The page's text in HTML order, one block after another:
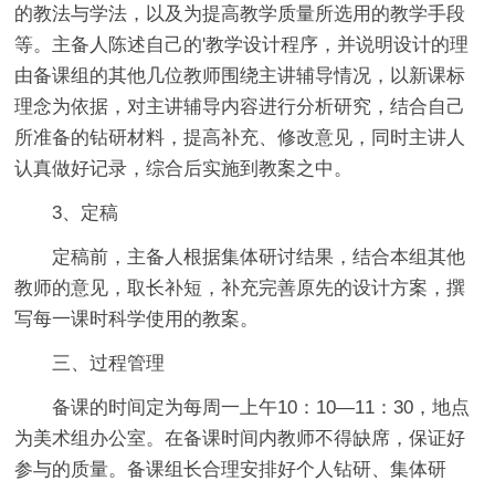
的教法与学法，以及为提高教学质量所选用的教学手段
等。主备人陈述自己的'教学设计程序，并说明设计的理
由备课组的其他几位教师围绕主讲辅导情况，以新课标
理念为依据，对主讲辅导内容进行分析研究，结合自己
所准备的钻研材料，提高补充、修改意见，同时主讲人
认真做好记录，综合后实施到教案之中。
3、定稿
定稿前，主备人根据集体研讨结果，结合本组其他
教师的意见，取长补短，补充完善原先的设计方案，撰
写每一课时科学使用的教案。
三、过程管理
备课的时间定为每周一上午10：10—11：30，地点
为美术组办公室。在备课时间内教师不得缺席，保证好
参与的质量。备课组长合理安排好个人钻研、集体研